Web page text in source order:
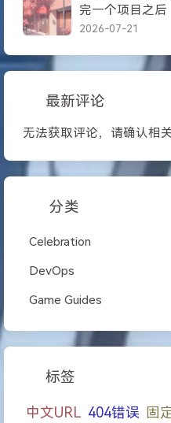
完一个项目之后
2026-07-21
最新评论
无法获取评论，请确认相
分类
Celebration
DevOps
Game Guides
标签
中文URL 404错误 固